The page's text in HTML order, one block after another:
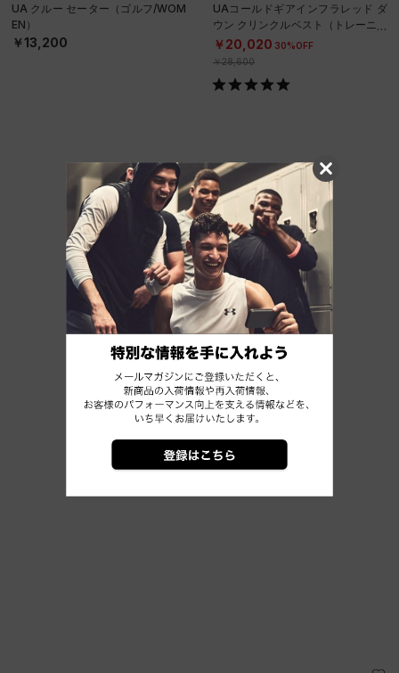
UA クルー セーター（ゴルフ/WOM
EN）
￥13,200
UAコールドギアインフラレッド ダ
ウン クリンクルベスト（トレーニン
グ/WOMEN）
￥20,020 30%OFF
￥28,600
他のおすすめアイテム